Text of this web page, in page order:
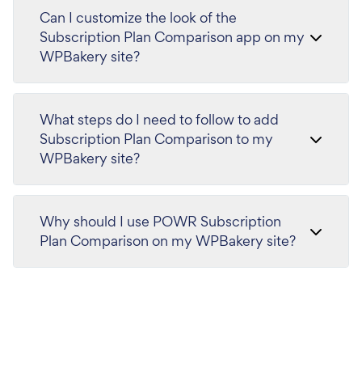
Can I customize the look of the
Subscription Plan Comparison app on my
WPBakery site?
What steps do I need to follow to add
Subscription Plan Comparison to my
WPBakery site?
Why should I use POWR Subscription
Plan Comparison on my WPBakery site?